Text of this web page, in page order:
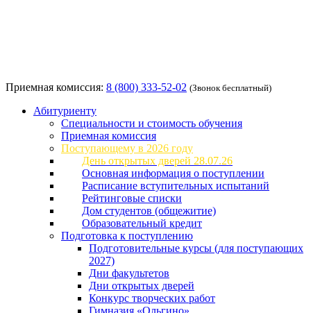
Приемная комиссия: 8 (800) 333-52-02 (Звонок бесплатный)
Абитуриенту
Специальности и стоимость обучения
Приемная комиссия
Поступающему в 2026 году
День открытых дверей 28.07.26
Основная информация о поступлении
Расписание вступительных испытаний
Рейтинговые списки
Дом студентов (общежитие)
Образовательный кредит
Подготовка к поступлению
Подготовительные курсы (для поступающих
2027)
Дни факультетов
Дни открытых дверей
Конкурс творческих работ
Гимназия «Ольгино»